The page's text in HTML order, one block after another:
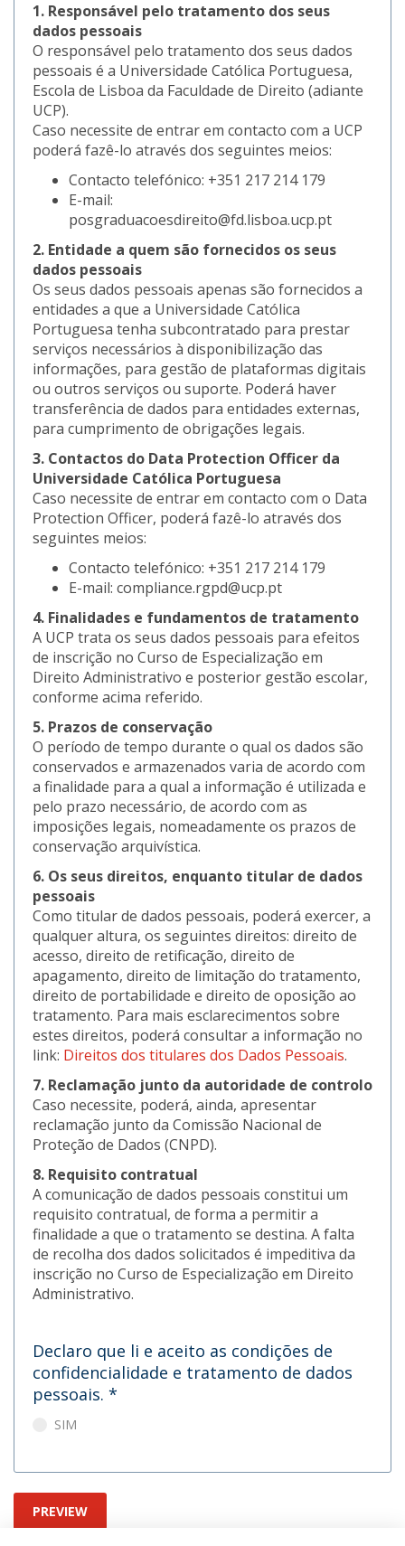
1. Responsável pelo tratamento dos seus
dados pessoais
O responsável pelo tratamento dos seus dados
pessoais é a Universidade Católica Portuguesa,
Escola de Lisboa da Faculdade de Direito (adiante
UCP).
Caso necessite de entrar em contacto com a UCP
poderá fazê-lo através dos seguintes meios:
Contacto telefónico: +351 217 214 179
E-mail:
posgraduacoesdireito@fd.lisboa.ucp.pt
2. Entidade a quem são fornecidos os seus
dados pessoais
Os seus dados pessoais apenas são fornecidos a
entidades a que a Universidade Católica
Portuguesa tenha subcontratado para prestar
serviços necessários à disponibilização das
informações, para gestão de plataformas digitais
ou outros serviços ou suporte. Poderá haver
transferência de dados para entidades externas,
para cumprimento de obrigações legais.
3. Contactos do Data Protection Officer da
Universidade Católica Portuguesa
Caso necessite de entrar em contacto com o Data
Protection Officer, poderá fazê-lo através dos
seguintes meios:
Contacto telefónico: +351 217 214 179
E-mail: compliance.rgpd@ucp.pt
4. Finalidades e fundamentos de tratamento
A UCP trata os seus dados pessoais para efeitos
de inscrição no Curso de Especialização em
Direito Administrativo e posterior gestão escolar,
conforme acima referido.
5. Prazos de conservação
O período de tempo durante o qual os dados são
conservados e armazenados varia de acordo com
a finalidade para a qual a informação é utilizada e
pelo prazo necessário, de acordo com as
imposições legais, nomeadamente os prazos de
conservação arquivística.
6. Os seus direitos, enquanto titular de dados
pessoais
Como titular de dados pessoais, poderá exercer, a
qualquer altura, os seguintes direitos: direito de
acesso, direito de retificação, direito de
apagamento, direito de limitação do tratamento,
direito de portabilidade e direito de oposição ao
tratamento. Para mais esclarecimentos sobre
estes direitos, poderá consultar a informação no
link: Direitos dos titulares dos Dados Pessoais.
7. Reclamação junto da autoridade de controlo
Caso necessite, poderá, ainda, apresentar
reclamação junto da Comissão Nacional de
Proteção de Dados (CNPD).
8. Requisito contratual
A comunicação de dados pessoais constitui um
requisito contratual, de forma a permitir a
finalidade a que o tratamento se destina. A falta
de recolha dos dados solicitados é impeditiva da
inscrição no Curso de Especialização em Direito
Administrativo.
Declaro que li e aceito as condições de
confidencialidade e tratamento de dados
pessoais. *
SIM
PREVIEW